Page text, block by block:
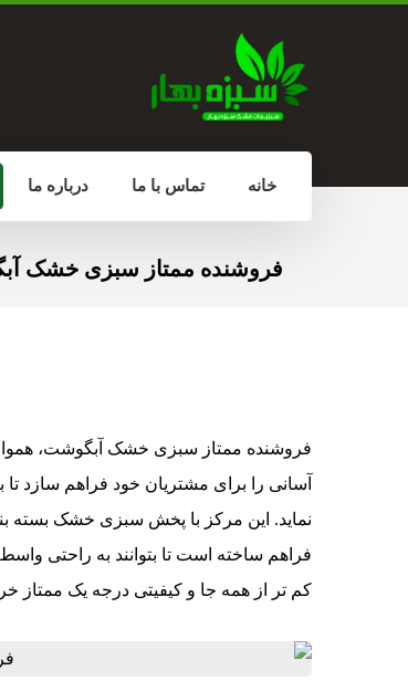
خانه تماس با ما درباره ما
فروشنده ممتاز سبزی خشک
فروشنده ممتاز سبزی خشک آبگوشت،
آسانی را برای مشتریان خود فراهم سازد تا
نماید. این مرکز با پخش سبزی خشک بسته
فراهم ساخته است تا بتوانند به راحتی
کم تر از همه جا و کیفیتی درجه یک ممتاز